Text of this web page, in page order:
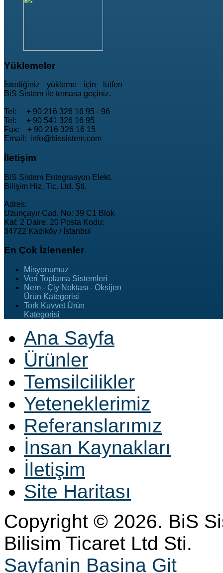
Yüklemeler
İstediğiniz yükleme için lütfen
BiS Sistem ile temasa geçiniz.
Tel: + 90 216 326 16 95 - 96
Tel: + 90 541 326 16 95
Fax: + 90 216 326 16 15
Email: info@bissistem.com
İletişim
BiS Sistem Entegrasyon Elekt.
Bilişim Hiz. Tic. Ltd. Şti.
Adres:
Uzunçayır Cad. No: 39 C1 Blok
Kat: 2 Daire: 20 Posta Kodu:
34722 Kadıköy / İstanbul
En Çok İzlenenler
Misyonumuz
Veri Toplama Sistemleri
Nem - Çiy Noktası - Oksijen
Ürün Kategorisi
Tork Kuvvet Ürün
Kategorisi
Ana Sayfa
Ürünler
Temsilcilikler
Yeteneklerimiz
Referanslarımız
İnsan Kaynakları
İletişim
Site Haritası
Copyright © 2026. BiS
Bilisim Ticaret Ltd Sti.
Sayfanin Basina Git